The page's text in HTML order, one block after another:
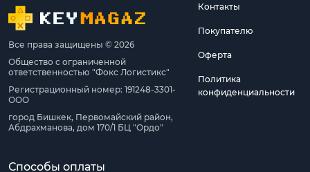
Все права защищены © 2026
Общество с ограниченной
ответственностью "Фокс Логистикс"
Регистрационный номер: 191248-3301-
ООО
город Бишкек, Первомайский район,
Абдрахманова, дом 170/1 БЦ "Ордо"
Контакты
Покупателю
Оферта
Политика
конфиденциальности
Способы оплаты